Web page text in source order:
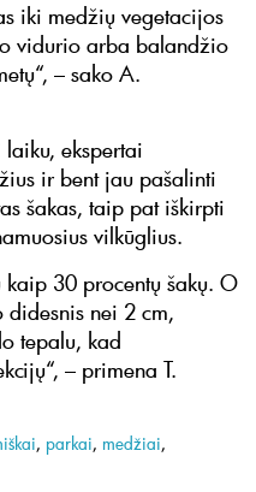
iki medžių vegetacijos
vidurio arba balandžio
– sako A.
ekspertai
ir bent jau pašalinti
šakas, taip pat iškirpti
vilkūglius.
30 procentų šakų. O
didesnis nei 2 cm,
tepalu, kad
– primena T.
, parkai, medžiai,